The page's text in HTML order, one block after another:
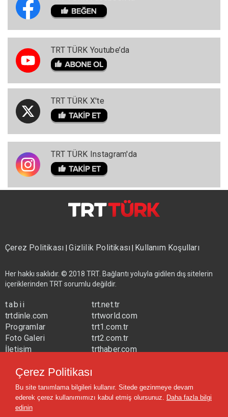
TRT TÜRK Youtube’da
TRT TÜRK X'te
TRT TÜRK Instagram'da
Çerez Politikası|Gizlilik Politikası| Kullanım Koşulları
Her hakkı saklıdır. © 2018 TRT. Bağlantı yoluyla gidilen dış sitelerin
içeriklerinden TRT sorumlu değildir.
tabii
trtdinle.com
Programlar
Foto Galeri
İletişim
trt.net.tr
trtworld.com
trt1.com.tr
trt2.com.tr
trthaber.com
trtavaz.com.tr
trtmuzik.net.tr
trtcocuk.net.tr
Çerez Politikası
Bu site tanımlama bilgileri kullanır. Sitede gezinmeye devam
ederek çerez kullanımımızı kabul etmiş olursunuz. Daha fazla bilgi
edinin